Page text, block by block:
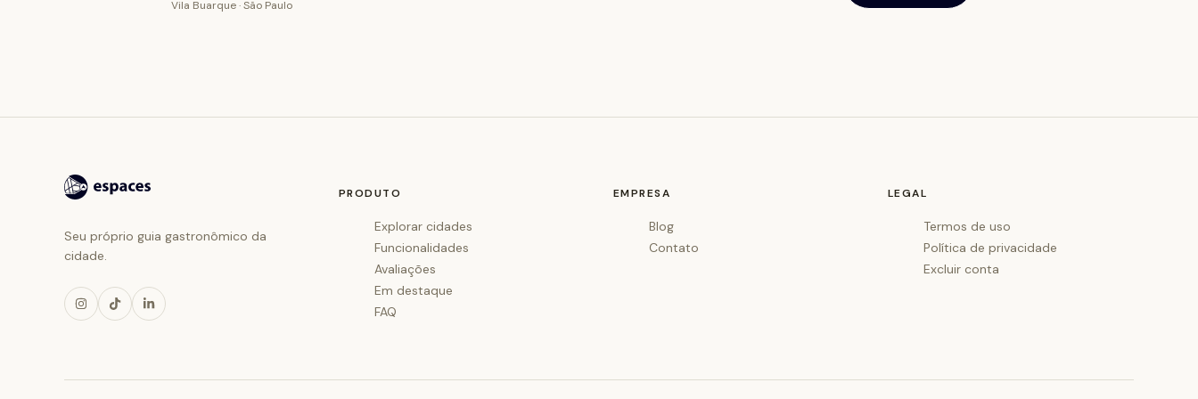
Vila Buarque · São Paulo
Seu próprio guia gastronômico da
cidade.
PRODUTO
Explorar cidades
Funcionalidades
Avaliações
Em destaque
FAQ
EMPRESA
Blog
Contato
LEGAL
Termos de uso
Política de privacidade
Excluir conta